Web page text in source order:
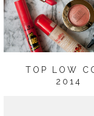
TOP LOW
2014